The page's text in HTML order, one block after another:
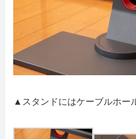
▲スタンドにはケーブルホー